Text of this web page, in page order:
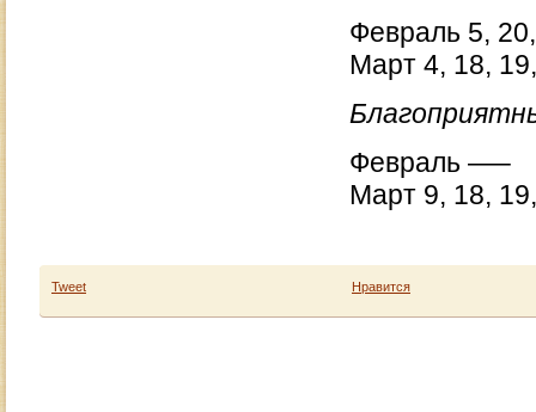
Февраль 5,
Март 4, 18,
Февраль —–
Март 9, 18,
Tweet Нравится